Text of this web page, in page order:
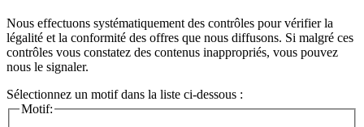
Nous effectuons systématiquement des contrôles pour vérifier la
légalité et la conformité des offres que nous diffusons. Si malgré ces
contrôles vous constatez des contenus inappropriés, vous pouvez
nous le signaler.
Sélectionnez un motif dans la liste ci-dessous :
Motif: